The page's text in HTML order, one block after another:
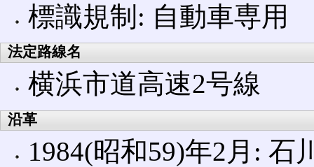
標識規制: 自動車専用
法定路線名
横浜市道高速2号線
沿革
1984(昭和59)年2月: 石